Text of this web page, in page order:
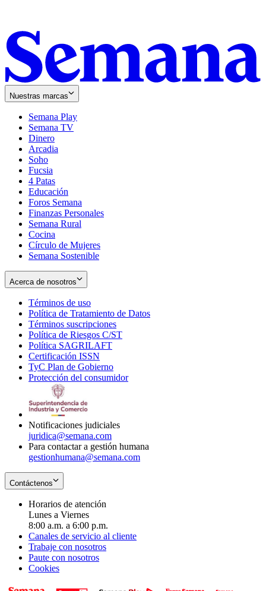
Nuestras marcas
Semana Play
Semana TV
Dinero
Arcadia
Soho
in
new
window
Fucsia
in
new
window
4 Patas
Educación
Foros Semana
Finanzas Personales
Semana Rural
Cocina
Círculo de Mujeres
Semana Sostenible
Acerca de nosotros
Términos de uso
in
new
window
Política de Tratamiento de Datos
Términos suscripciones
in
Política de Riesgos C/ST
Política SAGRILAFT
new
window
Certificación ISSN
in
new
TyC Plan de Gobierno
in
Protección del consumidorOpens
Notificaciones judiciales
juridica@semana.com
Para contactar a gestión humana
gestionhumana@semana.com
Contáctenos
Horarios de atención
Lunes a Viernes
8:00 a.m. a 6:00 p.m.
Canales de servicio al cliente
Trabaje con nosotros
Paute con nosotros
Cookies